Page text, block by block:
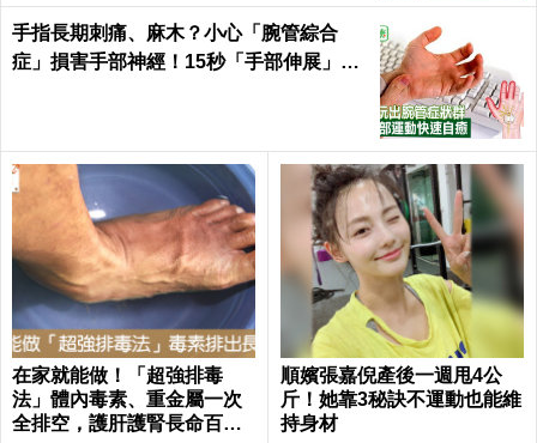
手指長期刺痛、麻木？小心「腕管綜合
症」損害手部神經！15秒「手部伸展」這
在家就能做！「超強排毒
法」體內毒素、重金屬一次
全排空，護肝護腎長命百歲
順嬪張嘉倪產後一週甩4公
斤！她靠3秘訣不運動也能維
持身材